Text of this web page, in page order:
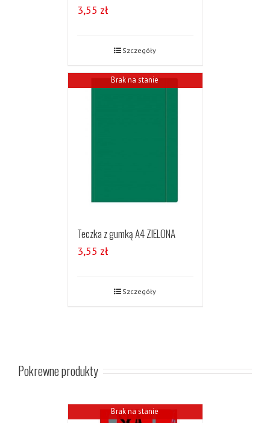
3,55 zł
Szczegóły
Brak na stanie
Teczka z gumką A4 ZIELONA
3,55 zł
Szczegóły
Pokrewne produkty
Brak na stanie